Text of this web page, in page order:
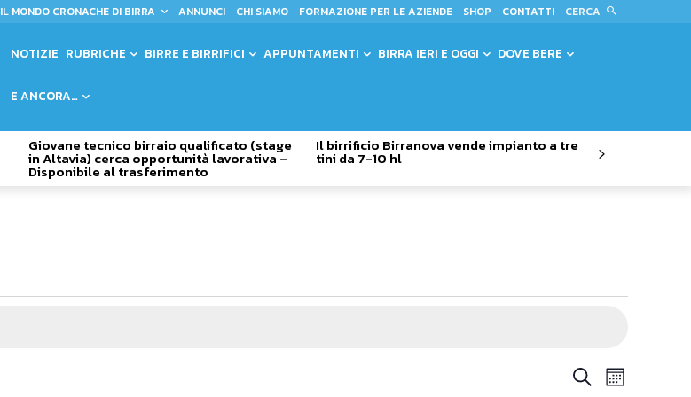
IL MONDO CRONACHE DI BIRRA ANNUNCI CHI SIAMO FORMAZIONE PER LE AZIENDE SHOP CONTATTI CERCA
NOTIZIE RUBRICHE BIRRE E BIRRIFICI APPUNTAMENTI BIRRA IERI E OGGI DOVE BERE
E ANCORA…
Giovane tecnico birraio qualificato (stage
in Altavia) cerca opportunità lavorativa –
Disponibile al trasferimento
Il birrificio Birranova vende impianto a tre
tini da 7-10 hl
Eventi
CercaEvento
Mese